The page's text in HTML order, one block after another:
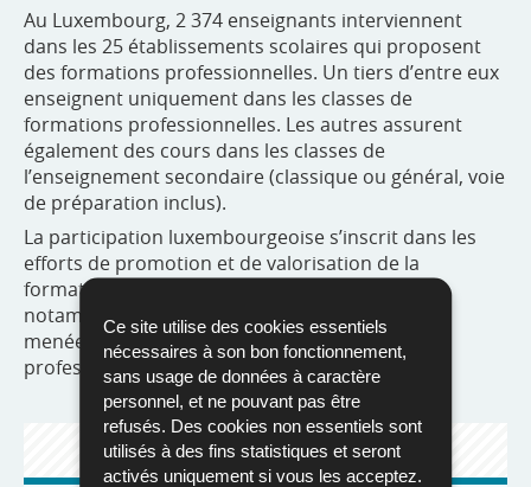
Ce site utilise des cookies essentiels
nécessaires à son bon fonctionnement,
sans usage de données à caractère
personnel, et ne pouvant pas être
refusés. Des cookies non essentiels sont
utilisés à des fins statistiques et seront
activés uniquement si vous les acceptez.
Au Luxembourg, 2 374 enseignants interviennent
dans les 25 établissements scolaires qui proposent
des formations professionnelles. Un tiers d’entre eux
enseignent uniquement dans les classes de
formations professionnelles. Les autres assurent
également des cours dans les classes de
l’enseignement secondaire (classique ou général, voie
de préparation inclus).
La participation luxembourgeoise s’inscrit dans les
efforts de promotion et de valorisation de la
formation professionnelle, qui se traduisent
notamment par la campagne
Shape Your Future
menée conjointement avec les chambres
professionnelles.
ACTUALITÉS